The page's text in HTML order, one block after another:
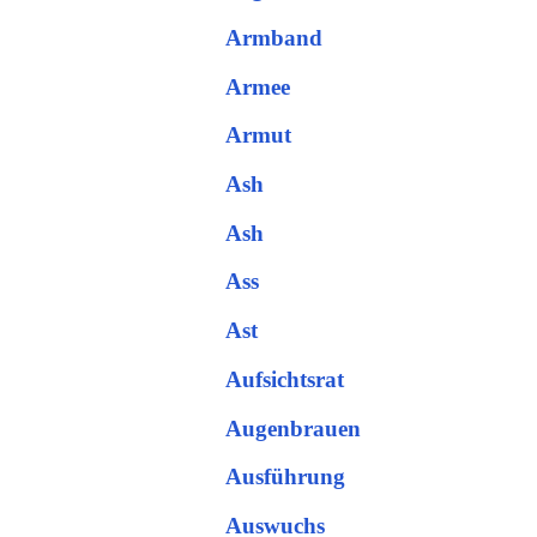
Armband
Armee
Armut
Ash
Ash
Ass
Ast
Aufsichtsrat
Augenbrauen
Ausführung
Auswuchs